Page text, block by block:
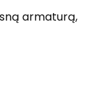
armaturą,